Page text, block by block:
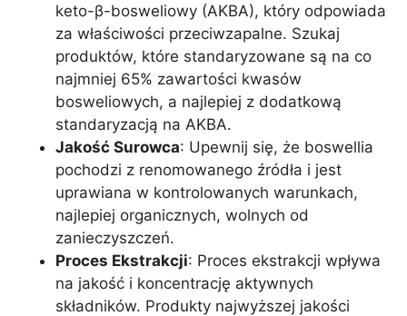
keto-β-bosweliowy (AKBA), który odpowiada
za właściwości przeciwzapalne. Szukaj
produktów, które standaryzowane są na co
najmniej 65% zawartości kwasów
bosweliowych, a najlepiej z dodatkową
standaryzacją na AKBA.
Jakość Surowca: Upewnij się, że boswellia
pochodzi z renomowanego źródła i jest
uprawiana w kontrolowanych warunkach,
najlepiej organicznych, wolnych od
zanieczyszczeń.
Proces Ekstrakcji: Proces ekstrakcji wpływa
na jakość i koncentrację aktywnych
składników. Produkty najwyższej jakości